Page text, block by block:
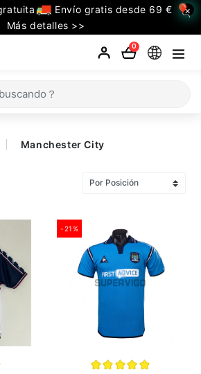
Envío gratis desde 69 €
Más detalles >>
×
0
Manchester City
-21%